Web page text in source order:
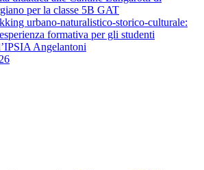
per la classe 5B GAT
urbano-naturalistico-storico-culturale:
formativa per gli studenti
Angelantoni